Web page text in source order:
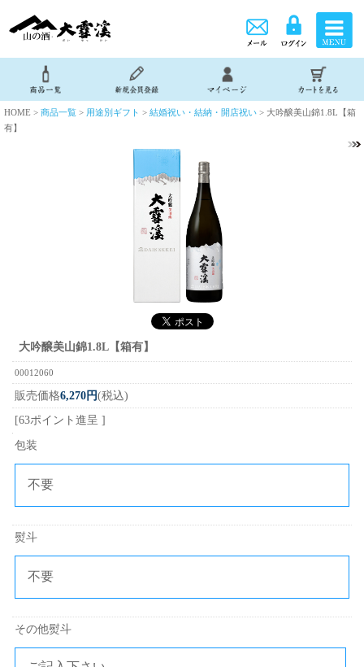
HOME > 商品一覧 > 用途別ギフト > 結婚祝い・結納・開店祝い > 大吟醸美山錦1.8L【箱
有】
大吟醸美山錦1.8L【箱有】
00012060
販売価格6,270円(税込)
[63ポイント進呈 ]
包装
熨斗
その他熨斗